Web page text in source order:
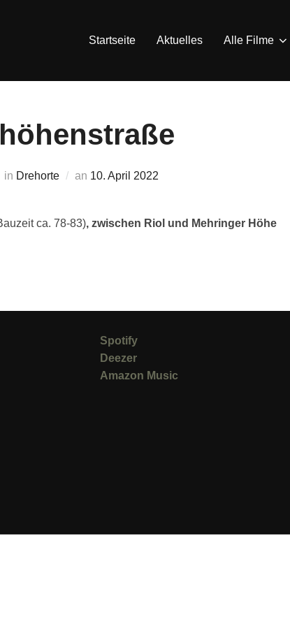
Startseite
Aktuelles Alle Filme
in Drehorte an Veröffentlicht
10. April 2022
ca. 78-83), zwischen Riol und Mehringer Höhe
Spotify
Deezer
Amazon Music